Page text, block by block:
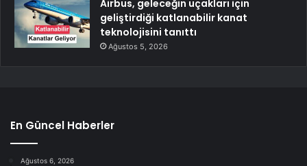
Airbus, geleceğin uçakları için
geliştirdiği katlanabilir kanat
teknolojisini tanıttı
Ağustos 5, 2026
En Güncel Haberler
Ağustos 6, 2026